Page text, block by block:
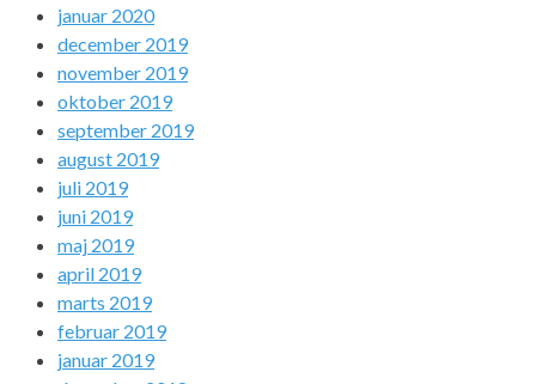
januar 2020
december 2019
november 2019
oktober 2019
september 2019
august 2019
juli 2019
juni 2019
maj 2019
april 2019
marts 2019
februar 2019
januar 2019